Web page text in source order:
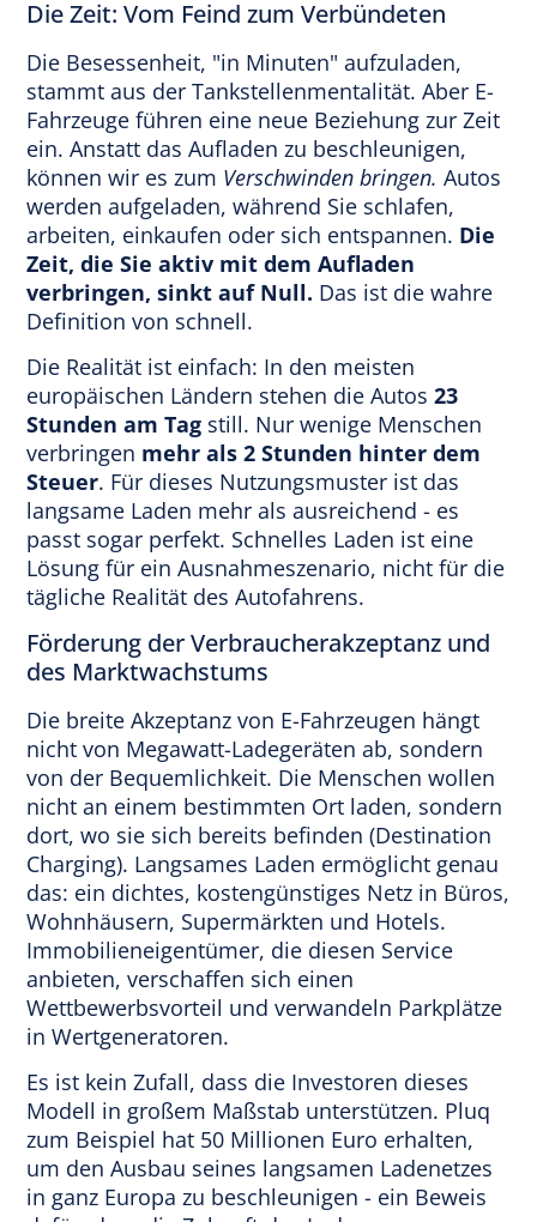
Die Zeit: Vom Feind zum Verbündeten
Die Besessenheit, "in Minuten" aufzuladen,
stammt aus der Tankstellenmentalität. Aber E-
Fahrzeuge führen eine neue Beziehung zur Zeit
ein. Anstatt das Aufladen zu beschleunigen,
können wir es zum Verschwinden bringen. Autos
werden aufgeladen, während Sie schlafen,
arbeiten, einkaufen oder sich entspannen. Die
Zeit, die Sie aktiv mit dem Aufladen
verbringen, sinkt auf Null. Das ist die wahre
Definition von schnell.
Die Realität ist einfach: In den meisten
europäischen Ländern stehen die Autos23
Stunden am Tag still. Nur wenige Menschen
verbringen mehr als 2 Stunden hinter dem
Steuer. Für dieses Nutzungsmuster ist das
langsame Laden mehr als ausreichend - es
passt sogar perfekt. Schnelles Laden ist eine
Lösung für ein Ausnahmeszenario, nicht für die
tägliche Realität des Autofahrens.
Förderung der Verbraucherakzeptanz und
des Marktwachstums
Die breite Akzeptanz von E-Fahrzeugen hängt
nicht von Megawatt-Ladegeräten ab, sondern
von der Bequemlichkeit. Die Menschen wollen
nicht an einem bestimmten Ort laden, sondern
dort, wo sie sich bereits befinden (Destination
Charging). Langsames Laden ermöglicht genau
das: ein dichtes, kostengünstiges Netz in Büros,
Wohnhäusern, Supermärkten und Hotels.
Immobilieneigentümer, die diesen Service
anbieten, verschaffen sich einen
Wettbewerbsvorteil und verwandeln Parkplätze
in Wertgeneratoren.
Es ist kein Zufall, dass die Investoren dieses
Modell in großem Maßstab unterstützen. Pluq
zum Beispiel hat 50 Millionen Euro erhalten,
um den Ausbau seines langsamen Ladenetzes
in ganz Europa zu beschleunigen - ein Beweis